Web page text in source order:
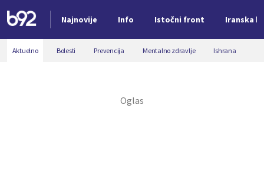
Najnovije Info Istočni front Iranska
Nova vest
Aktuelno Bolesti Prevencija Mentalno zdravlje Ishrana